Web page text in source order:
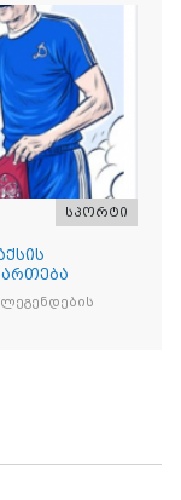
სპორტი